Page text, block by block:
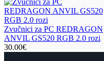
Zvučnici za PC REDRAGON
ANVIL GS520 RGB 2.0 rozi
30.00€